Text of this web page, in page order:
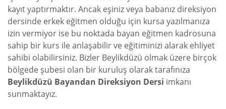
kayıt yaptırmaktır. Ancak eşiniz veya babanız direksiyon
dersinde erkek eğitmen olduğu için kursa yazılmanıza
izin vermiyor ise bu noktada bayan eğitmen kadrosuna
sahip bir kurs ile anlaşabilir ve eğitiminizi alarak ehliyet
sahibi olabilirsiniz. Bizler Beylikdüzü olmak üzere birçok
bölgede şubesi olan bir kuruluş olarak tarafınıza
Beylikdüzü Bayandan Direksiyon Dersi imkanı
sunmaktayız.